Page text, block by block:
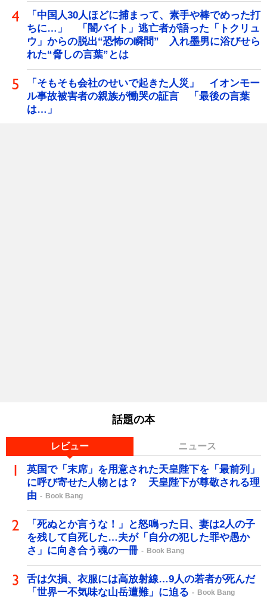
「中国人30人ほどに捕まって、素手や棒でめった打
ちに…」 「闇バイト」逃亡者が語った「トクリュ
ウ」からの脱出“恐怖の瞬間” 入れ墨男に浴びせら
れた“脅しの言葉”とは
「そもそも会社のせいで起きた人災」 イオンモー
ル事故被害者の親族が慟哭の証言 「最後の言葉
は…」
話題の本
レビュー ニュース
英国で「末席」を用意された天皇陛下を「最前列」
に呼び寄せた人物とは？ 天皇陛下が尊敬される理
由
Book Bang
「死ぬとか言うな！」と怒鳴った日、妻は2人の子
を残して自死した…夫が「自分の犯した罪や愚か
さ」に向き合う魂の一冊
Book Bang
舌は欠損、衣服には高放射線…9人の若者が死んだ
「世界一不気味な山岳遭難」に迫る
Book Bang